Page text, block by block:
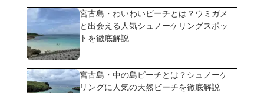
宮古島・わいわいビーチとは？ウミガメ
と出会える人気シュノーケリングスポッ
トを徹底解説
宮古島・中の島ビーチとは？シュノーケ
リングに人気の天然ビーチを徹底解説